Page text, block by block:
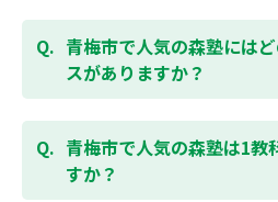
通常期には最大1ヶ月の無料
す。また、春休み、夏休み、
間～5日間の無料体験」授業
可能です。個別指導塾 森塾
青梅市で人気の森塾には
スがありますか？
個別指導塾 森塾では、小学
スがあり、それぞれ学校のテ
としたコースとなっており
英検®対策や、基礎学力を身
青梅市で人気の森塾は1教
すか？